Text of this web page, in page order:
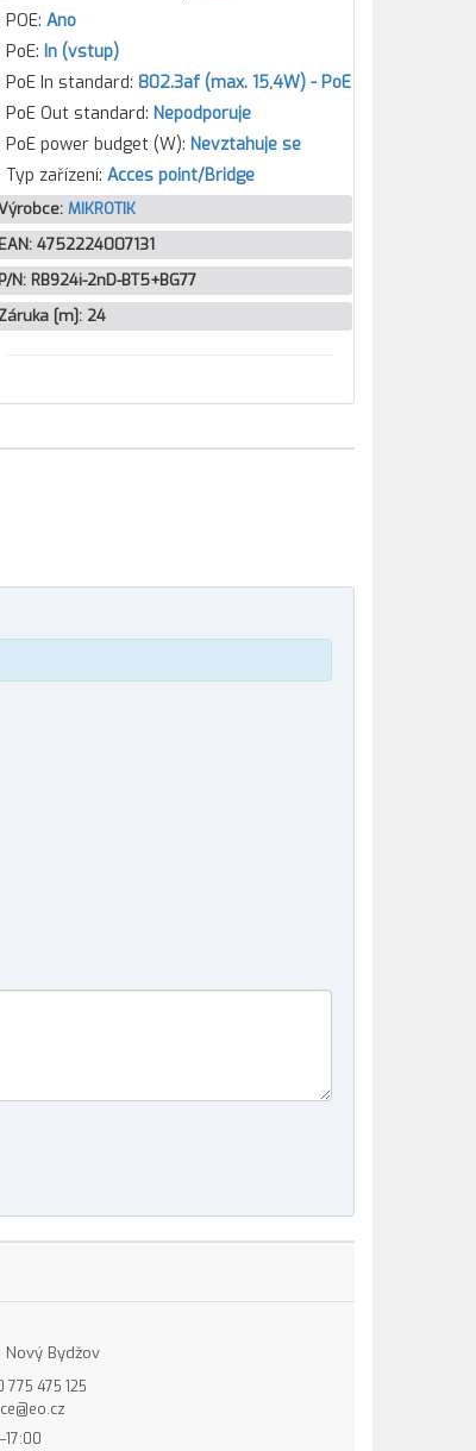
POE: Ano
PoE: In (vstup)
PoE In standard: 802.3af (max. 15,4W) - PoE
PoE Out standard: Nepodporuje
PoE power budget (W): Nevztahuje se
Typ zařízení: Acces point/Bridge
MIKROTIK
EAN: 4752224007131
P/N: RB924i-2nD-BT5+BG77
Záruka [m]: 24
Nový Bydžov
775 475 125